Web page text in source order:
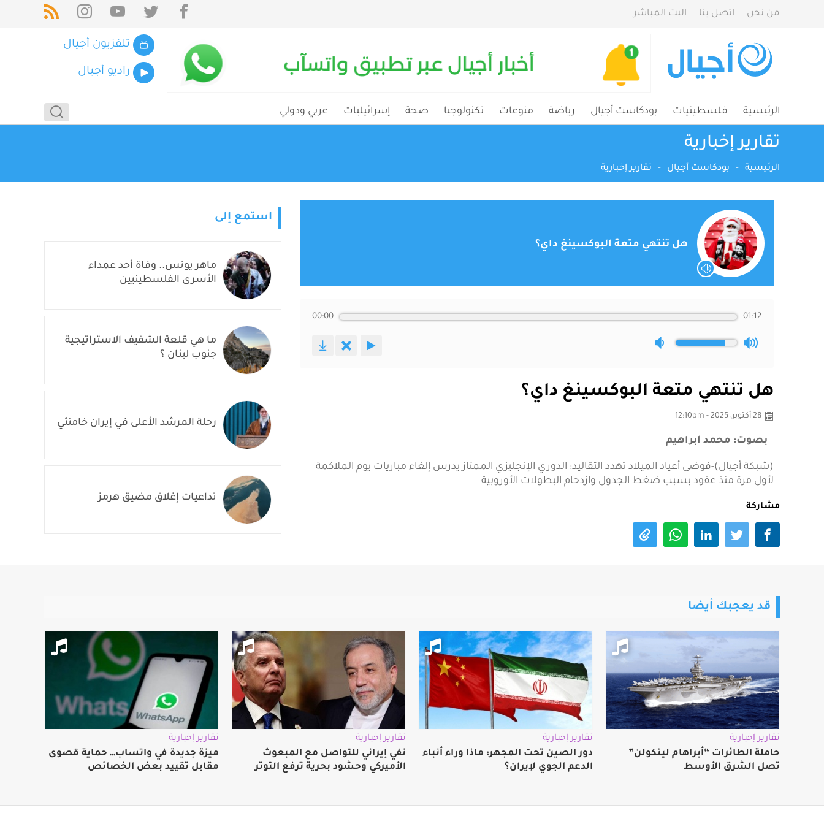
من نحن اتصل بنا البث المباشر
تلفزيون أجيال
راديو أجيال
الرئيسية فلسطينيات بودكاست أجيال رياضة منوعات تكنولوجيا صحة إسرائيليات عربي ودولي
تقارير إخبارية
الرئيسية - بودكاست أجيال - تقارير إخبارية
هل تنتهي متعة البوكسينغ داي؟
00:00 01:12
هل تنتهي متعة البوكسينغ داي؟
28 أكتوبر، 2025 - 12:10pm
بصوت: محمد ابراهيم
(شبكة أجيال)-فوضى أعياد الميلاد تهدد التقاليد: الدوري الإنجليزي الممتاز يدرس إلغاء مباريات يوم الملاكمة
لأول مرة منذ عقود بسبب ضغط الجدول وازدحام البطولات الأوروبية
مشاركة
استمع إلى
ماهر يونس.. وفاة أحد عمداء
الأسرى الفلسطينيين
ما هي قلعة الشقيف الاستراتيجية
جنوب لبنان ؟
رحلة المرشد الأعلى في إيران خامنئي
تداعيات إغلاق مضيق هرمز
قد يعجبك أيضا
تقارير إخبارية
حاملة الطائرات “أبراهام لينكولن”
تصل الشرق الأوسط
تقارير إخبارية
دور الصين تحت المجهر: ماذا وراء أنباء
الدعم الجوي لإيران؟
تقارير إخبارية
نفي إيراني للتواصل مع المبعوث
الأميركي وحشود بحرية ترفع التوتر
تقارير إخبارية
ميزة جديدة في واتساب… حماية قصوى
مقابل تقييد بعض الخصائص